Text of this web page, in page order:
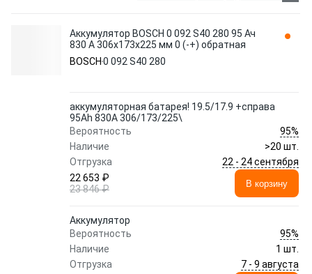
Аккумулятор BOSCH 0 092 S40 280 95 Ач
830 А 306x173x225 мм 0 (-+) обратная
BOSCH 0 092 S40 280
аккумуляторная батарея! 19.5/17.9 +справа
95Ah 830A 306/173/225\
Вероятность
95%
Наличие
>20 шт.
Отгрузка
22 - 24 сентября
22 653 ₽
23 846 ₽
В корзину
Аккумулятор
Вероятность
95%
Наличие
1 шт.
Отгрузка
7 - 9 августа